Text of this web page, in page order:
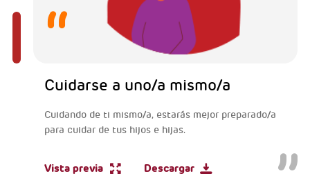
Cuidarse a uno/a mismo/a
Cuidando de ti mismo/a, estarás mejor preparado/a
para cuidar de tus hijos e hijas.
Vista previa Descargar